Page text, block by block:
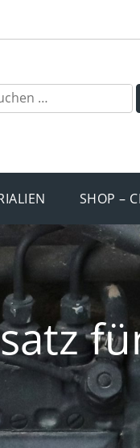
SHOP –